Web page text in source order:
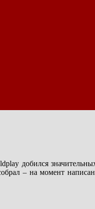
добился
– на момент